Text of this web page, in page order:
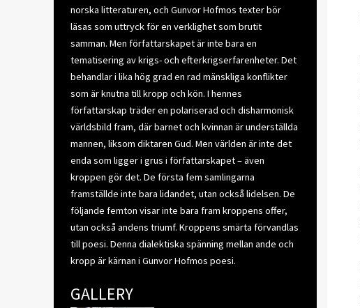
norska litteraturen, och Gunvor Hofmos texter bör
läsas som uttryck för en verklighet som brutit
samman. Men författarskapet är inte bara en
tematisering av krigs- och efterkrigserfarenheter. Det
behandlar i lika hög grad en rad mänskliga konflikter
som är knutna till kropp och kön. I hennes
författarskap träder en polariserad och disharmonisk
världsbild fram, där barnet och kvinnan är underställda
mannen, liksom diktaren Gud. Men världen är inte det
enda som ligger i grus i författarskapet – även
kroppen gör det. De första fem samlingarna
framställde inte bara lidandet, utan också lidelsen. De
följande femton visar inte bara fram kroppens offer,
utan också andens triumf. Kroppens smärta förvandlas
till poesi. Denna dialektiska spänning mellan ande och
kropp är kärnan i Gunvor Hofmos poesi.
GALLERY